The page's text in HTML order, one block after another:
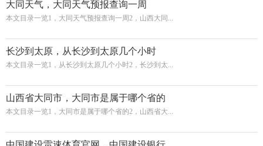
大同天气，大同天气预报查询一周
本文目录一览1，大同天气预报查询一周2，山西大同...
长沙到太原，从长沙到太原几个小时
本文目录一览1，从长沙到太原几个小时2，长沙到太...
山西省大同市，大同市是属于哪个省的
本文目录一览1，大同市是属于哪个省的2，山西省大...